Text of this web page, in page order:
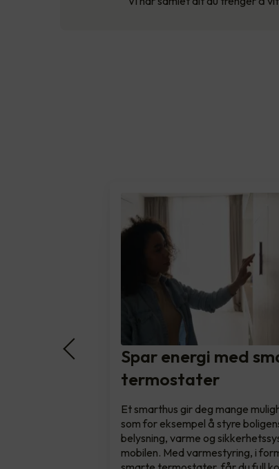
Spar energi med
termostater
Et smarthus gir deg mange
som for eksempel å styre
belysning, varme og
mobilen. Med varmestyring, i